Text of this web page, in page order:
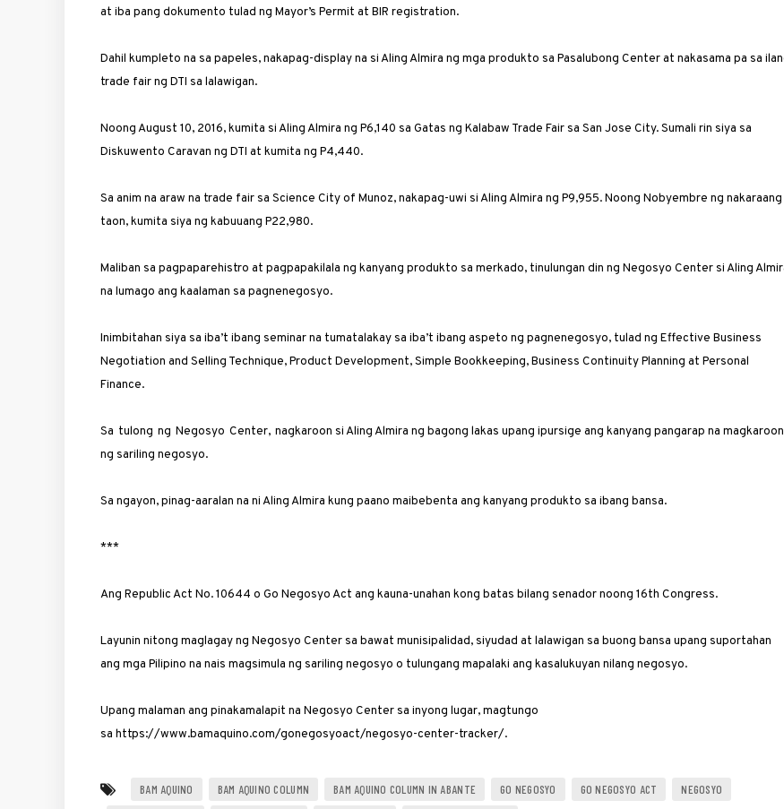
at iba pang dokumento tulad ng Mayor’s Permit at BIR registration.
Dahil kumpleto na sa papeles, nakapag-display na si Aling Almira ng mga produkto sa Pasalubong Center at nakasama pa sa
trade fair ng DTI sa lalawigan.
Noong August 10, 2016, kumita si Aling Almira ng P6,140 sa Gatas ng Kalabaw Trade Fair sa San Jose City. Sumali rin siya sa
Diskuwento Caravan ng DTI at kumita ng P4,440.
Sa anim na araw na trade fair sa Science City of Munoz, nakapag-uwi si Aling Almira ng P9,955. Noong Nobyembre ng nakaraang
taon, kumita siya ng kabuuang P22,980.
Maliban sa pagpaparehistro at pagpapakilala ng kanyang produkto sa merkado, tinulungan din ng Negosyo Center si Aling
na ­lumago ang kaalaman sa pag­ne­negosyo.
Inimbitahan siya sa iba’t ibang seminar na tumatalakay sa iba’t ibang aspeto ng pagnenegosyo, tulad ng Effective Business
Negotiation and Selling Technique, Pro­duct Development, Simple Bookkeeping, Business Continuity Planning at Personal
Finance.
Sa tulong ng Negosyo Center, nagkaroon si Aling Almira ng bagong lakas upang ipursige ang kanyang pangarap na magkaroon
ng sa­riling negosyo.
Sa nga­yon, pinag-aaralan na ni Aling Almira kung paano maibebenta ang kanyang produkto sa ibang bansa.
***
Ang Republic Act No. 10644 o Go Negosyo Act ang kauna-una­han kong batas bilang senador noong 16th Congress.
Layunin nitong mag­lagay ng Negosyo Center sa bawat munisipalidad, siyudad at lalawigan sa buong bansa upang suportahan
ang mga Pilipino na nais magsimula ng sariling negosyo o tulungang mapalaki ang kasalukuyan nilang negosyo.
Upang malaman ang pinakamalapit na Negosyo Center sa ­inyong lugar, magtungo
sa https://www.bamaquino.com/gonegosyoact/negosyo-center-tracker/.
BAM AQUINO BAM AQUINO COLUMN BAM AQUINO COLUMN IN ABANTE GO NEGOSYO GO NEGOSYO ACT
NEGOSYO